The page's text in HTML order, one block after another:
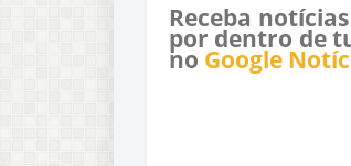
Receba
por dentro de
no Google